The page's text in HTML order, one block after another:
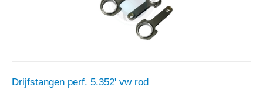
Drijfstangen perf. 5.352' vw rod